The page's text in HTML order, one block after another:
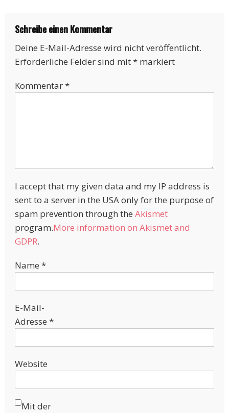
Schreibe einen Kommentar
Deine E-Mail-Adresse wird nicht veröffentlicht.
Erforderliche Felder sind mit*markiert
Kommentar*
I accept that my given data and my IP address is
sent to a server in the USA only for the purpose of
spam prevention through the Akismet
program.More information on Akismet and
GDPR.
Name *
E-Mail-
Adresse *
Website
Mit der